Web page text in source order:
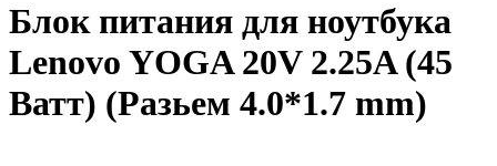
Блок питания для ноутбука
Lenovo YOGA 20V 2.25A (45
Ватт) (Разьем 4.0*1.7 mm)